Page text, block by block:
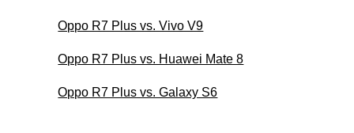
Oppo R7 Plus vs. Vivo V9
Oppo R7 Plus vs. Huawei Mate 8
Oppo R7 Plus vs. Galaxy S6